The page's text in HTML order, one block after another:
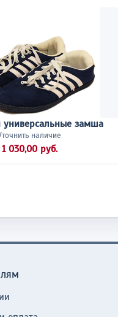
универсальные замша
наличие
1 030,00 руб.